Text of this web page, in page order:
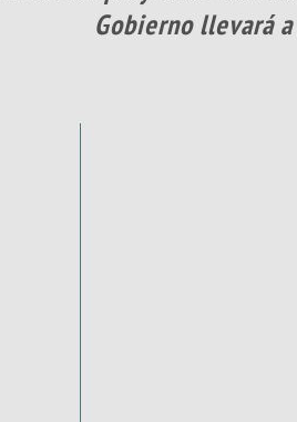
Gobierno llevará